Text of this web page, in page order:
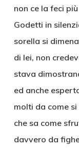
non ce la feci
Godetti in
sorella si
di lei, non
stava
ed anche
molti da come
che sa come
davvero da